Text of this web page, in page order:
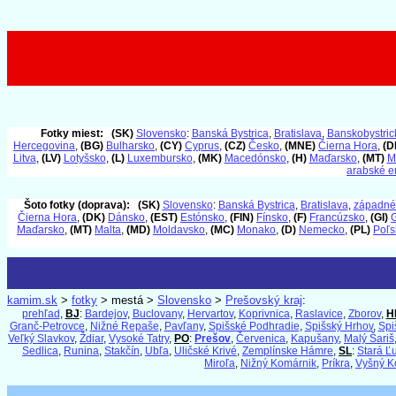
Fotky miest: (SK) Slovensko: Banská Bystrica, Bratislava,
Hercegovina, (BG) Bulharsko, (CY) Cyprus, (CZ) Česko, (MNE) Čierna Hora,
Litva, (LV) Lotyšsko, (L) Luxembursko, (MK) Macedónsko, (H) Maďarsko, (MT)
arabské
Šoto fotky (doprava): (SK) Slovensko: Banská Bystrica, Bratislava,
Čierna Hora, (DK) Dánsko, (EST) Estónsko, (FIN) Fínsko, (F) Francúzsko, (GI)
Maďarsko, (MT) Malta, (MD) Moldavsko, (MC) Monako, (D) Nemecko, (PL)
kamim.sk > fotky > mestá > Slovensko > Prešovský kraj:
prehľad , BJ: Bardejov, Buclovany, Hervartov, Koprivnica, Raslavice, Zborov,
Granč-Petrovce, Nižné Repaše, Pavľany, Spišské Podhradie, Spišský Hrhov,
Veľký Slavkov, Ždiar, Vysoké Tatry, PO: Prešov, Červenica, Kapušany, Malý Šariš,
Sedlica, Runina, Stakčín, Ubľa, Uličské Krivé, Zemplínske Hámre, SL: Stará
Miroľa, Nižný Komárnik, Príkra, Vyšný